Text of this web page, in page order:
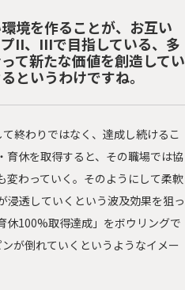
境を作ることが、お互い
II、IIIで目指している、多
て新たな価値を創造してい
というわけですね。
終わりではなく、達成し続けるこ
育休を取得すると、その職場では協
変わっていく。そのようにして柔軟
浸透していくという波及効果を狙っ
休100%取得達成」をボウリングで
が倒れていくというようなイメー